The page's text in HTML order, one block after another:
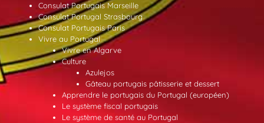
Consulat Portugais Marseille
Consulat Portugal Strasbourg
Consulat Portugais Paris
Vivre au Portugal
Vivre en Algarve
Culture
Azulejos
Gâteau portugais pâtisserie et dessert
Apprendre le portugais du Portugal (européen)
Le système fiscal portugais
Le système de santé au Portugal